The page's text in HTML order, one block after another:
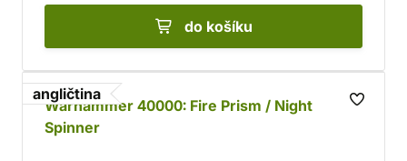
do košíku
angličtina
Warhammer 40000: Fire Prism / Night
Spinner